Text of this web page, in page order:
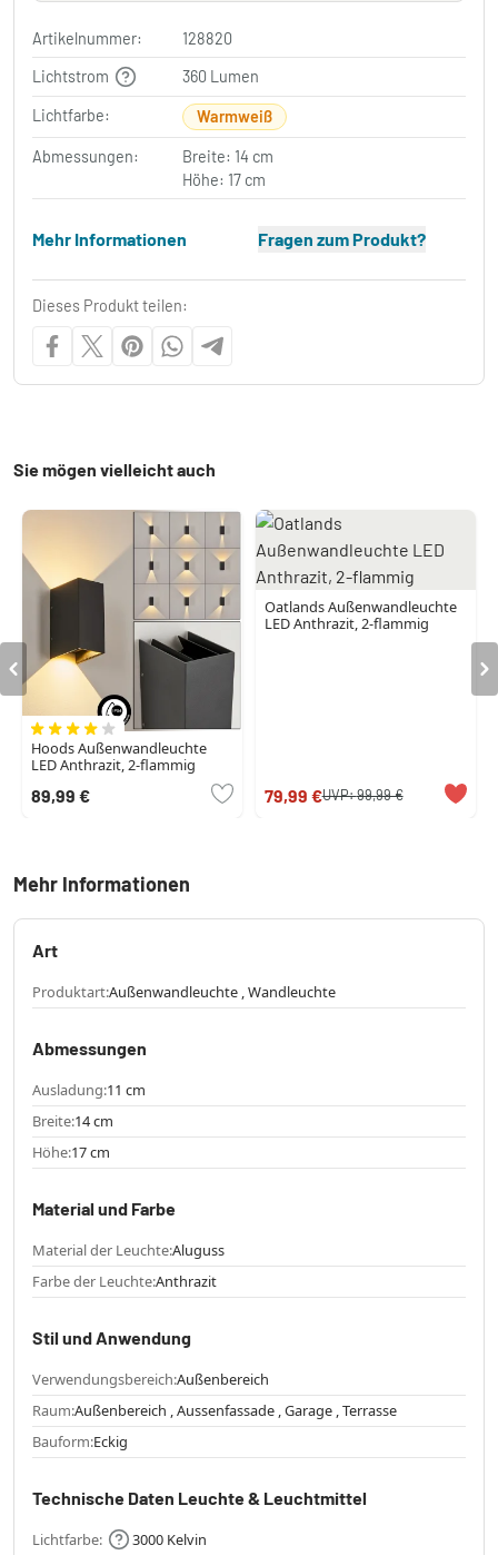
Artikelnummer:
128820
Lichtstrom
360 Lumen
Lichtfarbe: Warmweiß
Abmessungen:
Breite: 14 cm
Höhe: 17 cm
Mehr Informationen Fragen zum Produkt?
Dieses Produkt teilen:
Sie mögen vielleicht auch
Hoods Außenwandleuchte
LED Anthrazit, 2-flammig
89,99 €
Oatlands Außenwandleuchte
LED Anthrazit, 2-flammig
79,99 €UVP:99,99 €
Mehr Informationen
Art
Produktart:Außenwandleuchte , Wandleuchte
Abmessungen
Ausladung:11 cm
Breite:14 cm
Höhe:17 cm
Material und Farbe
Material der Leuchte:Aluguss
Farbe der Leuchte:Anthrazit
Stil und Anwendung
Verwendungsbereich:Außenbereich
Raum:Außenbereich , Aussenfassade , Garage , Terrasse
Bauform:Eckig
Technische Daten Leuchte & Leuchtmittel
Lichtfarbe: 3000 Kelvin